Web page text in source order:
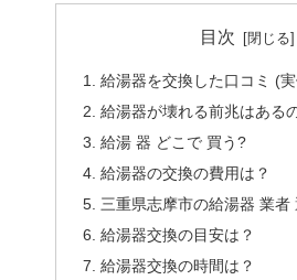
目次
給湯器を交換した口コミ (
給湯器が壊れる前兆はある
給湯 器 どこで 買う?
給湯器の交換の費用は？
三重県志摩市の給湯器 業者
給湯器交換の目安は？
給湯器交換の時間は？